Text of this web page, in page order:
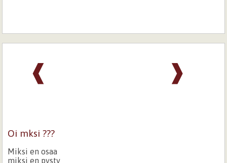
❱
❰
Oi mksi ???
Miksi en osaa
miksi en pysty